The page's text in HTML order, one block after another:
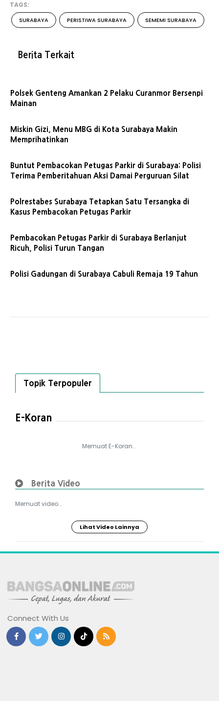
TAGS:
SURABAYA PERISTIWA SURABAYA SEMEMI SURABAYA
Berita Terkait
Polsek Genteng Amankan 2 Pelaku Curanmor Bersenpi
Mainan
Miskin Gizi, Menu MBG di Kota Surabaya Makin
Memprihatinkan
Buntut Pembacokan Petugas Parkir di Surabaya: Polisi
Terima Pemberitahuan Aksi Damai Perguruan Silat
Polrestabes Surabaya Tetapkan Satu Tersangka di
Kasus Pembacokan Petugas Parkir
Pembacokan Petugas Parkir di Surabaya Berlanjut
Ricuh, Polisi Turun Tangan
Polisi Gadungan di Surabaya Cabuli Remaja 19 Tahun
Topik Terpopuler
E-Koran
Memuat E-Koran...
Berita Video
Memuat video...
Lihat Video Lainnya
Connect With Us